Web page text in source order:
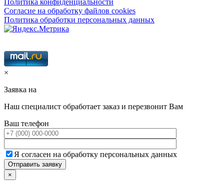
Политика конфиденциальности
Согласие на обработку файлов cookies
Политика обработки персональных данных
×
Заявка на
Наш специалист обработает заказ и перезвонит Вам
Ваш телефон
Я согласен на обработку персональных данных
×